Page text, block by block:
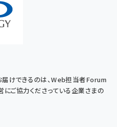
けできるのは、Web担当者Forum
ご協力くださっている企業さまの